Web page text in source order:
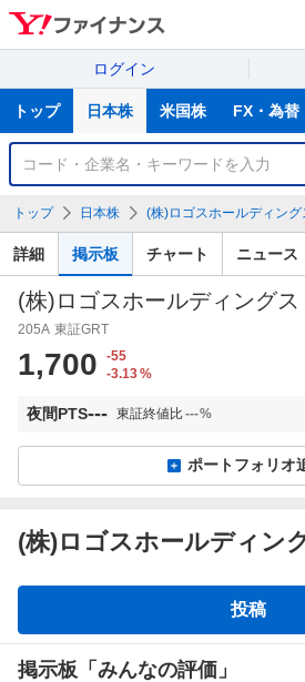
ログイン
サ
トップ 日本株 米国株 FX・為替
銘
検
索
トップ 日本株 (株)ロゴスホールディング
詳細 掲示板 チャート ニュース
(株)ロゴスホールディングス
205A 東証GRT
1,700
-55
-3.13%
夜間PTS--- 東証終値比---%
ポートフォリオ
(株)ロゴスホールディン
板
投稿
掲示板「みんなの評価」